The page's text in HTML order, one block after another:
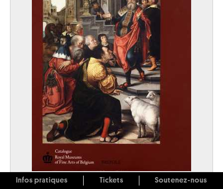
The Flemish Primitives
Infos pratiques Tickets Soutenez-nous